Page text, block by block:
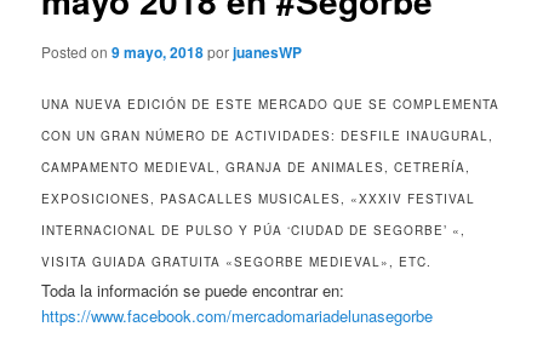
Posted on9 mayo, 2018porjuanesWP
UNA NUEVA EDICIÓN DE ESTE MERCADO QUE SE COMPLEMENTA
CON UN GRAN NÚMERO DE ACTIVIDADES: DESFILE INAUGURAL,
CAMPAMENTO MEDIEVAL, GRANJA DE ANIMALES, CETRERÍA,
EXPOSICIONES, PASACALLES MUSICALES, «XXXIV FESTIVAL
INTERNACIONAL DE PULSO Y PÚA ‘CIUDAD DE SEGORBE’ «,
VISITA GUIADA GRATUITA «SEGORBE MEDIEVAL», ETC.
Toda la información se puede encontrar en:
https://www.facebook.com/mercadomariadelunasegorbe